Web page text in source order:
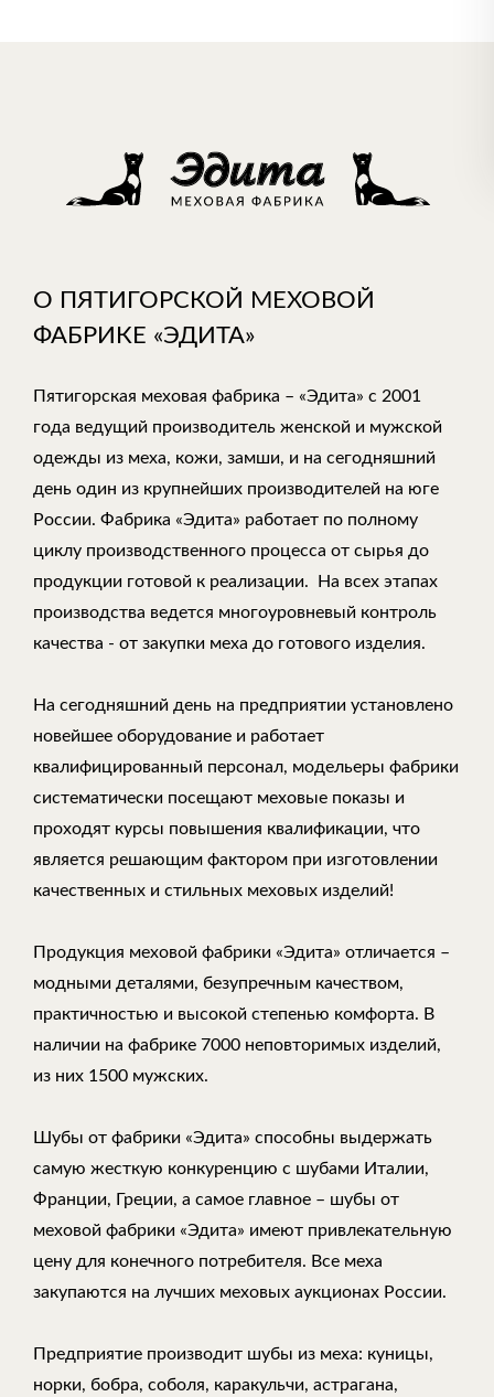
О ПЯТИГОРСКОЙ МЕХОВОЙ
ФАБРИКЕ «ЭДИТА»
Пятигорская меховая фабрика – «Эдита» с 2001
года ведущий производитель женской и мужской
одежды из меха, кожи, замши, и на сегодняшний
день один из крупнейших производителей на юге
России. Фабрика «Эдита» работает по полному
циклу производственного процесса от сырья до
продукции готовой к реализации. На всех этапах
производства ведется многоуровневый контроль
качества - от закупки меха до готового изделия.
На сегодняшний день на предприятии установлено
новейшее оборудование и работает
квалифицированный персонал, модельеры фабрики
систематически посещают меховые показы и
проходят курсы повышения квалификации, что
является решающим фактором при изготовлении
качественных и стильных меховых изделий!
Продукция меховой фабрики «Эдита» отличается –
модными деталями, безупречным качеством,
практичностью и высокой степенью комфорта. В
наличии на фабрике 7000 неповторимых изделий,
из них 1500 мужских.
Шубы от фабрики «Эдита» способны выдержать
самую жесткую конкуренцию с шубами Италии,
Франции, Греции, а самое главное – шубы от
меховой фабрики «Эдита» имеют привлекательную
цену для конечного потребителя. Все меха
закупаются на лучших меховых аукционах России.
Предприятие производит шубы из меха: куницы,
норки, бобра, соболя, каракульчи, астрагана,